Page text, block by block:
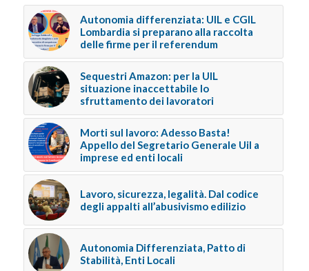
Autonomia differenziata: UIL e CGIL
Lombardia si preparano alla raccolta
delle firme per il referendum
Sequestri Amazon: per la UIL
situazione inaccettabile lo
sfruttamento dei lavoratori
Morti sul lavoro: Adesso Basta!
Appello del Segretario Generale Uil a
imprese ed enti locali
Lavoro, sicurezza, legalità. Dal codice
degli appalti all’abusivismo edilizio
Autonomia Differenziata, Patto di
Stabilità, Enti Locali